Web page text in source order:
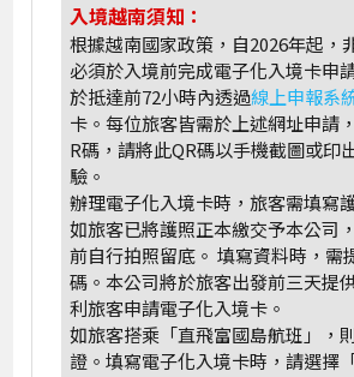
入境越南須知：
根據越南國家政策，自2026年起，
必須於入境前完成電子化入境卡申
於抵達前72小時內透過線上申報系
卡。每位旅客皆需於上述網址申請
R碼，請將此QR碼以手機截圖或印
驗。
辦理電子化入境卡時，旅客需填寫
如旅客已將護照正本繳交予本公司
前自行拍照留底。 填寫資料時，需
碼。本公司將於旅客出發前三天提
利旅客申請電子化入境卡。
如旅客搭乘「直飛富國島航班」，
證。填寫電子化入境卡時，請選擇